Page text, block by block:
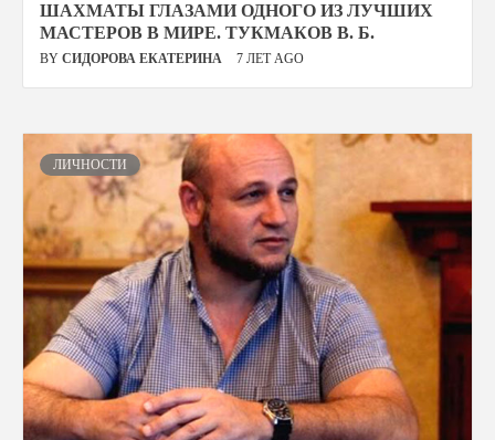
ШАХМАТЫ ГЛАЗАМИ ОДНОГО ИЗ ЛУЧШИХ
МАСТЕРОВ В МИРЕ. ТУКМАКОВ В. Б.
BY СИДОРОВА ЕКАТЕРИНА 7 ЛЕТ AGO
ЛИЧНОСТИ